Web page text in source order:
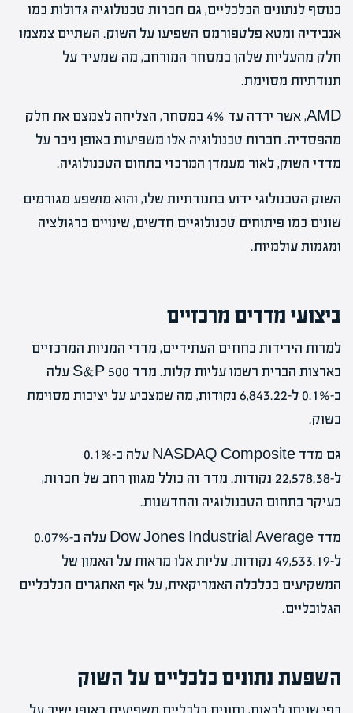
בנוסף לנתונים הכלכליים, גם חברות טכנולוגיה גדולות כמו
אנבידיה ומטא פלטפורמס השפיעו על השוק. השתיים צמצמו
חלק מהעליות שלהן במסחר המורחב, מה שמעיד על
תנודתיות מסוימת.
AMD, אשר ירדה עד 4% במסחר, הצליחה לצמצם את חלק
מהפסדיה. חברות טכנולוגיה אלו משפיעות באופן ניכר על
מדדי השוק, לאור מעמדן המרכזי בתחום הטכנולוגיה.
השוק הטכנולוגי ידוע בתנודתיות שלו, והוא מושפע מגורמים
שונים כמו פיתוחים טכנולוגיים חדשים, שינויים ברגולציה
ומגמות עולמיות.
ביצועי מדדים מרכזיים
למרות הירידות בחוזים העתידיים, מדדי המניות המרכזיים
בארצות הברית רשמו עליות קלות. מדד S&P 500 עלה
ב-0.1% ל-6,843.22 נקודות, מה שמצביע על יציבות מסוימת
בשוק.
גם מדד NASDAQ Composite עלה ב-0.1%
ל-22,578.38 נקודות. מדד זה כולל מגוון רחב של חברות,
בעיקר בתחום הטכנולוגיה והחדשנות.
מדד Dow Jones Industrial Average עלה ב-0.07%
ל-49,533.19 נקודות. עליות אלו מראות על האמון של
המשקיעים בכלכלה האמריקאית, על אף האתגרים הכלכליים
הגלובליים.
השפעת נתונים כלכליים על השוק